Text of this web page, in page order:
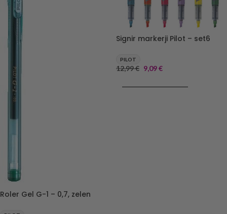
Roler Gel G-1 – 0,7, zelen
Signir markerji Pilot – set6
PILOT
12,99€ 9,09€